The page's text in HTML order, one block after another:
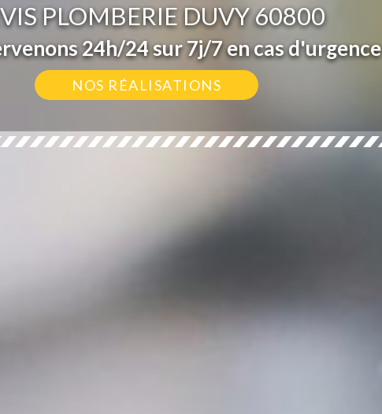
PLOMBERIE DUVY 60800
24h/24 sur 7j/7 en cas d'urgence
NOS RÉALISATIONS